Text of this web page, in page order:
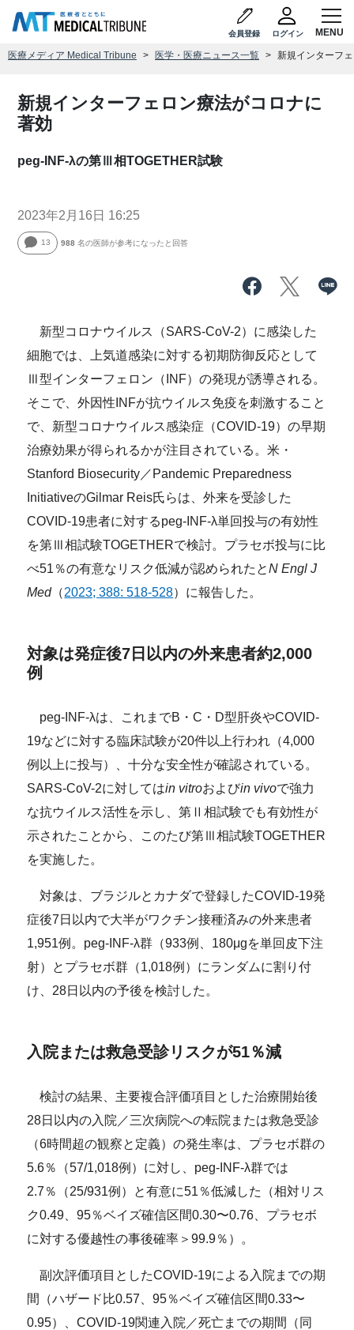
会員登録 ログイン
医療メディア Medical Tribune 医学・医療ニュース一覧 新規インターフ
新規インターフェロン療法がコロナに
著効
peg-INF-λの第Ⅲ相TOGETHER試験
2023年2月16日 16:25
13 988 名の医師が参考になったと回答
新型コロナウイルス（SARS-CoV-2）に感染した
細胞では、上気道感染に対する初期防御反応として
Ⅲ型インターフェロン（INF）の発現が誘導される。
そこで、外因性INFが抗ウイルス免疫を刺激すること
で、新型コロナウイルス感染症（COVID-19）の早期
治療効果が得られるかが注目されている。米・
Stanford Biosecurity／Pandemic Preparedness
InitiativeのGilmar Reis氏らは、外来を受診した
COVID-19患者に対するpeg-INF-λ単回投与の有効性
を第Ⅲ相試験TOGETHERで検討。プラセボ投与に比
べ51％の有意なリスク低減が認められたとN Engl J
Med（2023; 388: 518-528）に報告した。
対象は発症後7日以内の外来患者約2,000
例
peg-INF-λは、これまでB・C・D型肝炎やCOVID-
19などに対する臨床試験が20件以上行われ（4,000
例以上に投与）、十分な安全性が確認されている。
SARS-CoV-2に対してはin vitroおよびin vivoで強力
な抗ウイルス活性を示し、第Ⅱ相試験でも有効性が
示されたことから、このたび第Ⅲ相試験TOGETHER
を実施した。
対象は、ブラジルとカナダで登録したCOVID-19発
症後7日以内で大半がワクチン接種済みの外来患者
1,951例。peg-INF-λ群（933例、180μgを単回皮下注
射）とプラセボ群（1,018例）にランダムに割り付
け、28日以内の予後を検討した。
入院または救急受診リスクが51％減
検討の結果、主要複合評価項目とした治療開始後
28日以内の入院／三次病院への転院または救急受診
（6時間超の観察と定義）の発生率は、プラセボ群の
5.6％（57/1,018例）に対し、peg-INF-λ群では
2.7％（25/931例）と有意に51％低減した（相対リス
ク0.49、95％ベイズ確信区間0.30〜0.76、プラセボ
に対する優越性の事後確率＞99.9％）。
副次評価項目としたCOVID-19による入院までの期
間（ハザード比0.57、95％ベイズ確信区間0.33〜
0.95）、COVID-19関連入院／死亡までの期間（同